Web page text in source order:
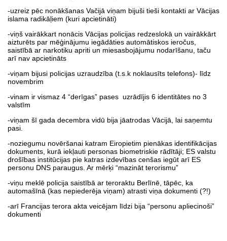
-uzreiz pēc nonākšanas Vačijā viņam bijuši tieši kontakti ar Vācijas
islama radikāļiem (kuri apcietināti)
-viņš vairākkart nonācis Vācijas policijas redzeslokā un vairākkārt
aizturēts par mēģinājumu iegādāties automātiskos ieročus,
saistībā ar narkotiku apriti un miesasbojājumu nodarīšanu, taču
arī nav apcietināts
-viņam bijusi policijas uzraudzība (t.s.k noklausīts telefons)- līdz
novembrim
-vinam ir vismaz 4 “derīgas” pases uzrādījis 6 identitātes no 3
valstīm
-viņam šī gada decembra vidū bija jāatrodas Vācijā, lai saņemtu
pasi.
-noziegumu novēršanai katram Eiropietim pienākas identifikācijas
dokuments, kurā iekļauti personas biometriskie rādītāji; ES valstu
drošības institūcijas pie katras izdevības cenšas iegūt arī ES
personu DNS paraugus. Ar mērķi “mazināt terorismu”
-viņu meklē policija saistībā ar teroraktu Berlīnē, tāpēc, ka
automašīnā (kas nepiederēja viņam) atrasti viņa dokumenti (?!)
-arī Francijas terora akta veicējam līdzi bija “personu apliecinoši”
dokumenti